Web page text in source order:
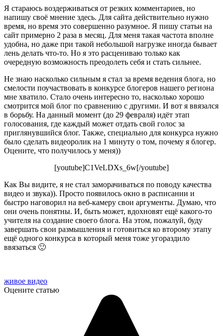
Я стараюсь воздерживаться от резких комментариев, но
напишу своё мнение здесь. Для сайта действительно нужно
время, но время это совершенно разумное. Я пишу статьи на
сайт примерно 2 раза в месяц. Для меня такая частота вполне
удобна, но даже при такой небольшой нагрузке иногда бывает
лень делать что-то. Но я это расцениваю только как
очередную возможность преодолеть себя и стать сильнее.
Не знаю насколько сильным я стал за время ведения блога, но
смелости поучаствовать в конкурсе блогеров нашего региона
мне хватило. Стало очень интересно то, насколько хорошо
смотрится мой блог по сравнению с другими. И вот я ввязался
в борьбу. На данный момент (до 29 февраля) идёт этап
голосования, где каждый может отдать свой голос за
приглянувшийся блог. Также, специально для конкурса нужно
было сделать видеоролик на 1 минуту о том, почему я блогер.
Оцените, что получилось у меня))
[youtube]C1VeLDXs_6w[/youtube]
Как Вы видите, я не стал заморачиваться по поводу качества
видео и звука)). Просто появилось окно в расписании и
быстро наговорил на веб-камеру свои аргументы. Думаю, что
они очень понятны. И, быть может, вдохновят ещё какого-то
учителя на создание своего блога. На этом, пожалуй, буду
завершать свои размышления и готовиться ко второму этапу
ещё одного конкурса в который меня тоже угораздило
ввязаться 🙂
живое видео
Оцените статью